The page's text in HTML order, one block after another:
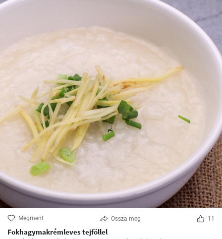
Megment Ossza meg 11
Fokhagymakrémleves tejföllel